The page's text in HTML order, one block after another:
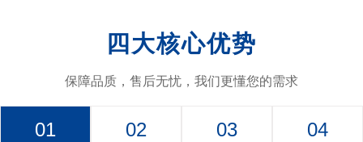
四大核心优势
保障品质，售后无忧，我们更懂您的需求
01 02 03 04